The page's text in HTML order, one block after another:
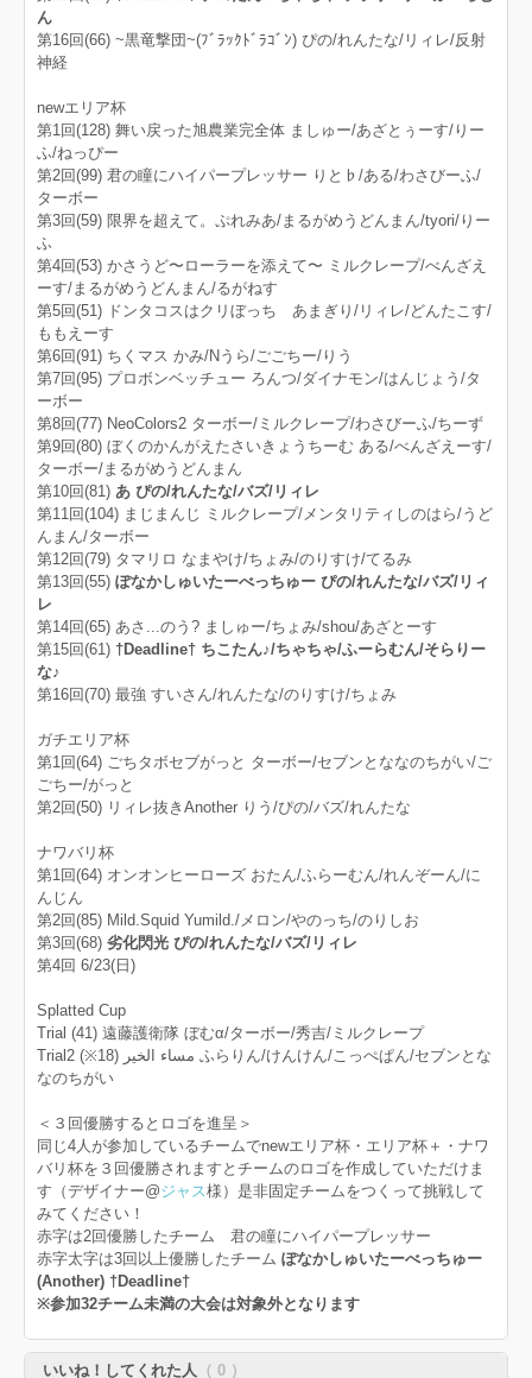
ん
第16回(66) ~黒竜撃団~(ﾌﾞﾗｯｸﾄﾞﾗｺﾞﾝ) ぴの/れんたな/リィレ/反射
神経
newエリア杯
第1回(128) 舞い戻った旭農業完全体 ましゅー/あざとぅーす/りー
ふ/ねっぴー
第2回(99) 君の瞳にハイパープレッサー りと♭/ある/わさびーふ/
ターボー
第3回(59) 限界を超えて。ぷれみあ/まるがめうどんまん/tyori/りー
ふ
第4回(53) かさうど〜ローラーを添えて〜 ミルクレープ/べんざえ
ーす/まるがめうどんまん/るがねす
第5回(51) ドンタコスはクリぼっち あまぎり/リィレ/どんたこす/
ももえーす
第6回(91) ちくマス かみ/Nうら/ごごちー/りう
第7回(95) プロボンベッチュー ろんつ/ダイナモン/はんじょう/タ
ーボー
第8回(77) NeoColors2 ターボー/ミルクレープ/わさびーふ/ちーず
第9回(80) ぼくのかんがえたさいきょうちーむ ある/べんざえーす/
ターボー/まるがめうどんまん
第10回(81) あ ぴの/れんたな/バズ/リィレ
第11回(104) まじまんじ ミルクレープ/メンタリティしのはら/うど
んまん/ターボー
第12回(79) タマリロ なまやけ/ちょみ/のりすけ/てるみ
第13回(55) ぽなかしゅいたーべっちゅー ぴの/れんたな/バズ/リィ
レ
第14回(65) あさ...のう? ましゅー/ちょみ/shou/あざとーす
第15回(61) †Deadline† ちこたん♪/ちゃちゃ/ふーらむん/そらりー
な♪
第16回(70) 最強 すいさん/れんたな/のりすけ/ちょみ
ガチエリア杯
第1回(64) ごちタボセブがっと ターボー/セブンとななのちがい/ご
ごちー/がっと
第2回(50) リィレ抜きAnother りう/ぴの/バズ/れんたな
ナワバリ杯
第1回(64) オンオンヒーローズ おたん/ふらーむん/れんぞーん/に
んじん
第2回(85) Mild.Squid Yumild./メロン/やのっち/のりしお
第3回(68) 劣化閃光 ぴの/れんたな/バズ/リィレ
第4回 6/23(日)
Splatted Cup
Trial (41) 遠藤護衛隊 ぼむα/ターボー/秀吉/ミルクレープ
Trial2 (※18) مساء الخير ふらりん/けんけん/こっぺぱん/セブンとな
なのちがい
＜３回優勝するとロゴを進呈＞
同じ4人が参加しているチームでnewエリア杯・エリア杯＋・ナワ
バリ杯を３回優勝されますとチームのロゴを作成していただけま
す（デザイナー@ジャス様）是非固定チームをつくって挑戦して
みてください！
赤字は2回優勝したチーム 君の瞳にハイパープレッサー
赤字太字は3回以上優勝したチーム ぽなかしゅいたーべっちゅー
(Another) †Deadline†
※参加32チーム未満の大会は対象外となります
いいね！してくれた人 （ 0 ）